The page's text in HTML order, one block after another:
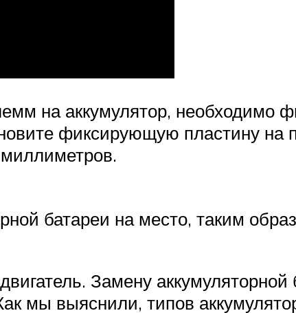
на аккумулятор, необходимо
фиксирующую пластину на
батареи на место, таким
Замену
мы выяснили, типов